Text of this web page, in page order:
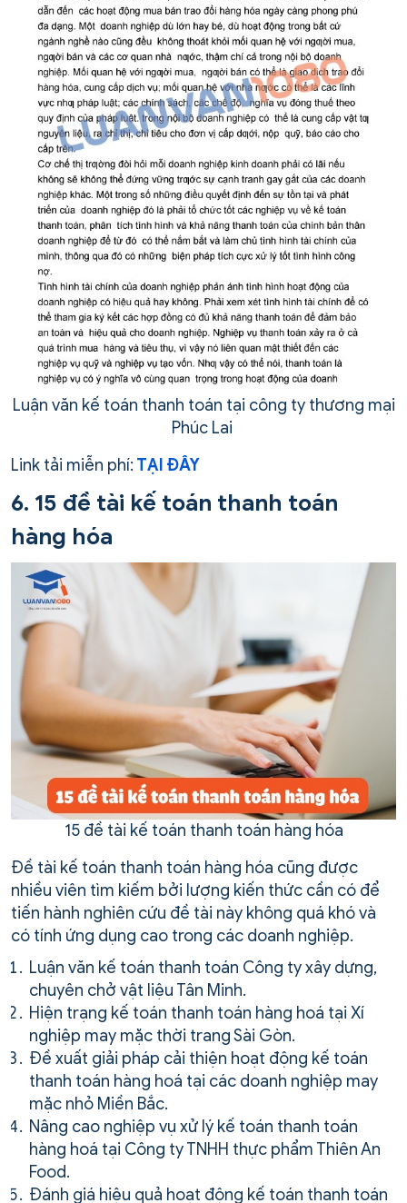
Luận văn kế toán thanh toán tại công ty thương mại
Phúc Lai
Link tải miễn phí: TẠI ĐÂY
6. 15 đề tài kế toán thanh toán
hàng hóa
15 đề tài kế toán thanh toán hàng hóa
Đề tài kế toán thanh toán hàng hóa cũng được
nhiều viên tìm kiếm bởi lượng kiến thức cần có để
tiến hành nghiên cứu đề tài này không quá khó và
có tính ứng dụng cao trong các doanh nghiệp.
Luận văn kế toán thanh toán Công ty xây dựng,
chuyên chở vật liệu Tân Minh.
Hiện trạng kế toán thanh toán hàng hoá tại Xí
nghiệp may mặc thời trang Sài Gòn.
Đề xuất giải pháp cải thiện hoạt động kế toán
thanh toán hàng hoá tại các doanh nghiệp may
mặc nhỏ Miền Bắc.
Nâng cao nghiệp vụ xử lý kế toán thanh toán
hàng hoá tại Công ty TNHH thực phẩm Thiên An
Food.
Đánh giá hiệu quả hoạt động kế toán thanh toán